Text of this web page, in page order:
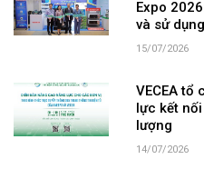
Expo
và sử
15/07/2026
VECEA tổ
lực kết
lượng
14/07/2026